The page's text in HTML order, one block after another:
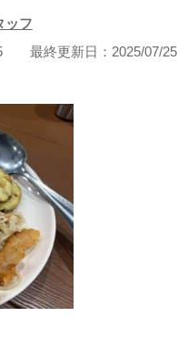
ッフ
最終更新日： 2025/07/25